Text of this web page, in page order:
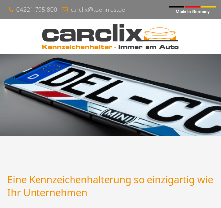
04221 795 800 carclix@toennjes.de
Eine Kennzeichenhalterung so einzigartig wie
Ihr Unternehmen